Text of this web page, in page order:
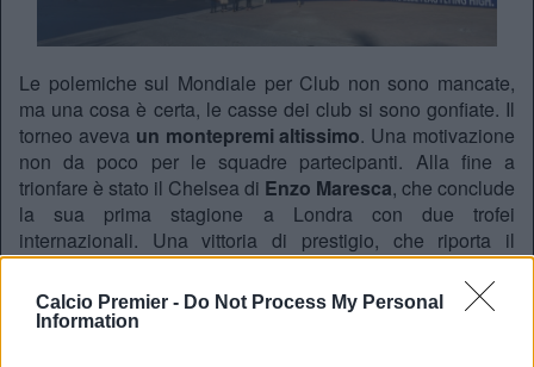
Calcio Premier - Do Not Process My Personal
Information
Le polemiche sul Mondiale per Club non sono mancate,
ma una cosa è certa, le casse dei club si sono gonfiate. Il
torneo aveva un montepremi altissimo. Una motivazione
non da poco per le squadre partecipanti. Alla fine a
trionfare è stato il Chelsea di Enzo Maresca, che conclude
la sua prima stagione a Londra con due trofei
internazionali. Una vittoria di prestigio, che riporta il
Chelsea nell’olimpo, dopo anni bui. Ma oltre a questo,
come detto, c’è il lato economico, che fa felice Todd
Boehly.